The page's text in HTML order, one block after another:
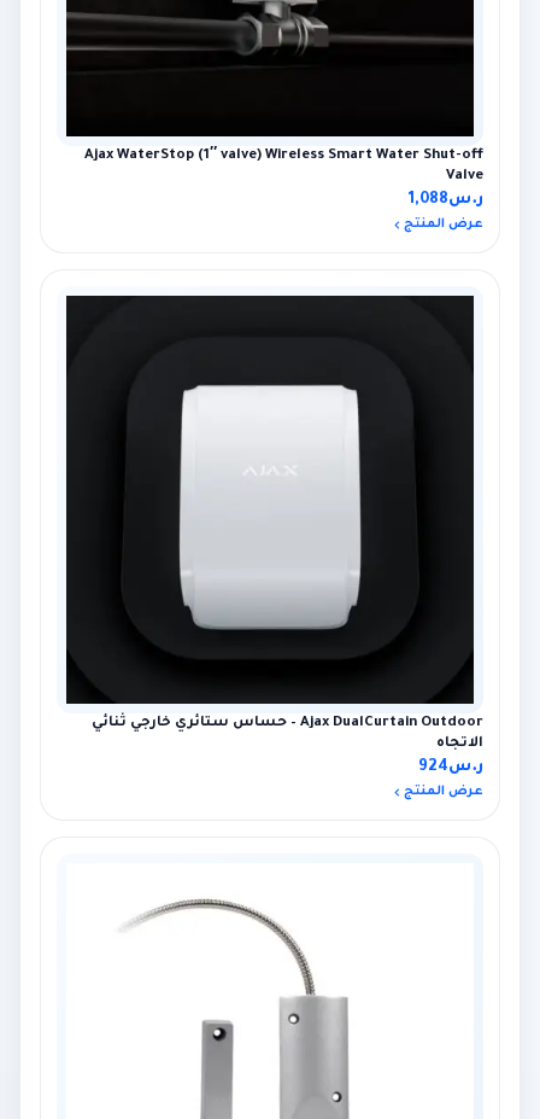
Ajax WaterStop (1″ valve) Wireless Smart Water Shut-off
Valve
ر.س1,088
عرض المنتج
Ajax DualCurtain Outdoor – حساس ستائري خارجي ثنائي
الاتجاه
ر.س924
عرض المنتج